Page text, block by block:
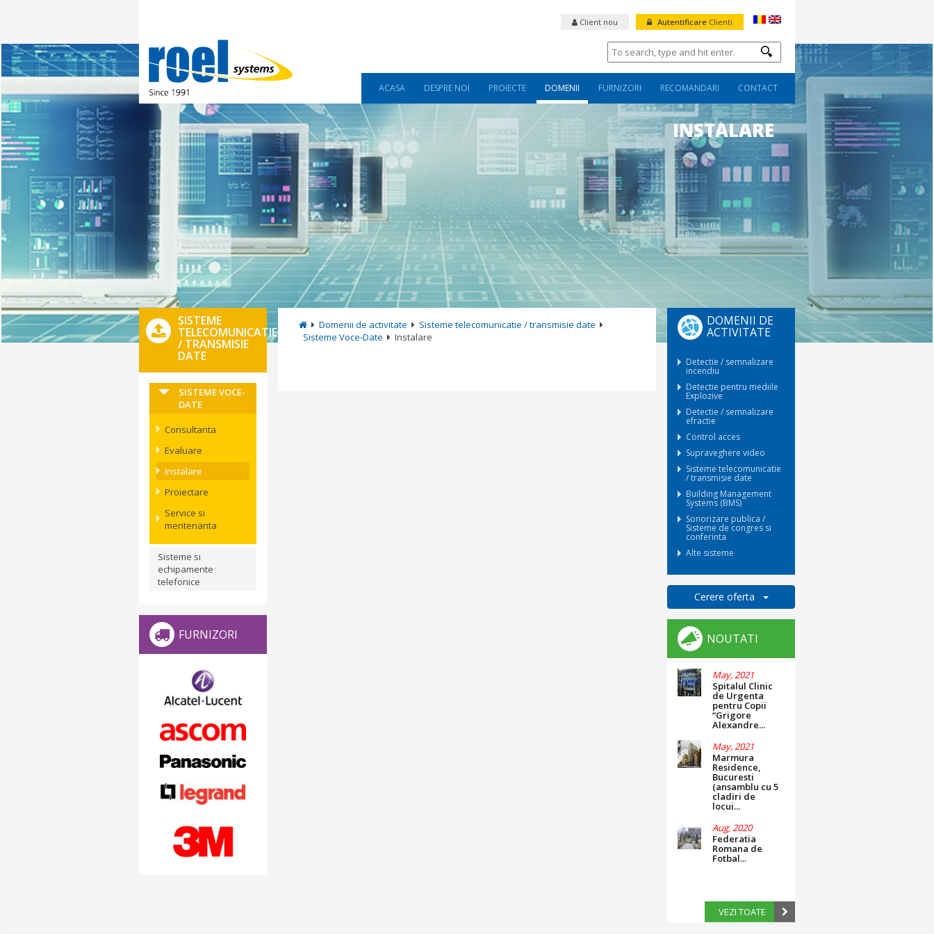
Autentificare Clienti
Client nou
ACASA DESPRE NOI PROIECTE DOMENII FURNIZORI RECOMANDARI CONTACT
INSTALARE
SISTEME
TELECOMUNICATIE
/ TRANSMISIE
DATE
SISTEME VOCE-
DATE
Consultanta
Evaluare
Instalare
Proiectare
Service si
mentenanta
Sisteme si
echipamente
telefonice
FURNIZORI
Domenii de activitate
Sisteme telecomunicatie / transmisie date
Sisteme Voce-Date
Instalare
DOMENII DE
ACTIVITATE
Detectie / semnalizare
incendiu
Detectie pentru mediile
Explozive
Detectie / semnalizare
efractie
Control acces
Supraveghere video
Sisteme telecomunicatie
/ transmisie date
Building Management
Systems (BMS)
Sonorizare publica /
Sisteme de congres si
conferinta
Alte sisteme
Cerere oferta
NOUTATI
May, 2021
Spitalul Clinic
de Urgenta
pentru Copii
“Grigore
Alexandre...
May, 2021
Marmura
Residence,
Bucuresti
(ansamblu cu 5
cladiri de
locui...
Aug, 2020
Federatia
Romana de
Fotbal...
VEZI TOATE